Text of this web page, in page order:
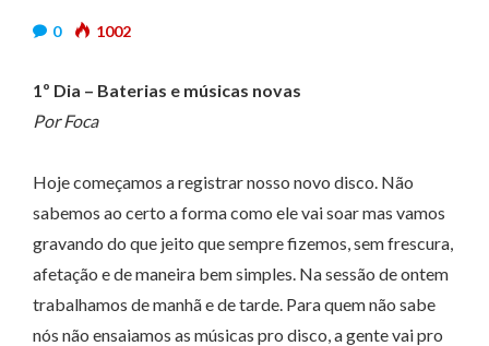
0 1002
1º Dia – Baterias e músicas novas
Por Foca
Hoje começamos a registrar nosso novo disco. Não
sabemos ao certo a forma como ele vai soar mas vamos
gravando do que jeito que sempre fizemos, sem frescura,
afetação e de maneira bem simples. Na sessão de ontem
trabalhamos de manhã e de tarde. Para quem não sabe
nós não ensaiamos as músicas pro disco, a gente vai pro